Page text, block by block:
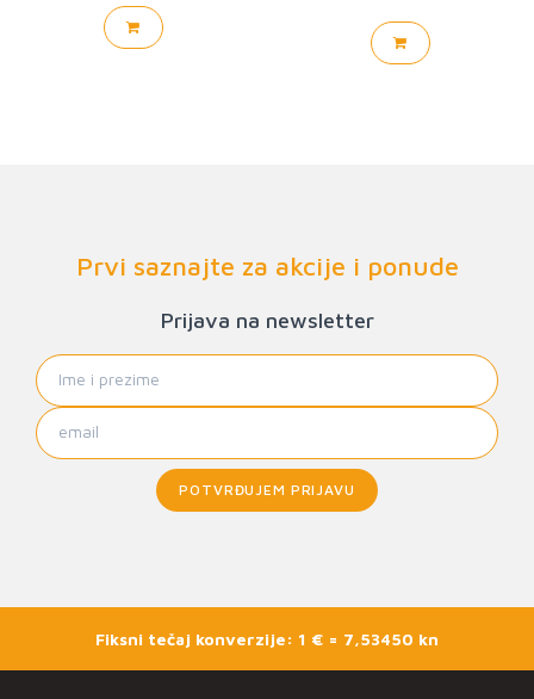
Prvi saznajte za akcije i ponude
Prijava na newsletter
POTVRĐUJEM PRIJAVU
Fiksni tečaj konverzije: 1 € = 7,53450 kn